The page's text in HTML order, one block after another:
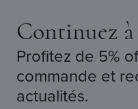
Continuez à
Profitez de 5%
commande et
actualités.